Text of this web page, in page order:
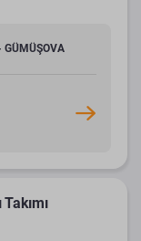
GÜMÜŞOVA